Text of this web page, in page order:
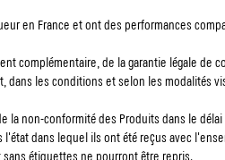
en France et ont des performances
complémentaire, de la garantie légale de
dans les conditions et selon les modalités
la non-conformité des Produits dans le
dans lequel ils ont été reçus avec
étiquettes ne pourront être repris.